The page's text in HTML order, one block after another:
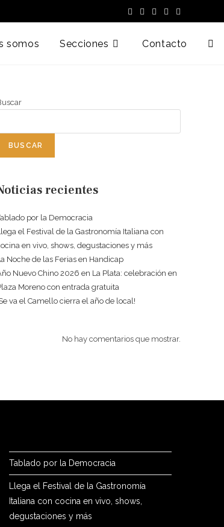
somos Secciones Contacto
BUSCAR
recientes
por la Democracia
el Festival de la Gastronomía Italiana con
en vivo, shows, degustaciones y más
Noche de las Ferias en Handicap
Nuevo Chino 2026 en La Plata: celebración en
Moreno con entrada gratuita
va el Camello cierra el año de local!
No hay comentarios que mostrar.
Tablado por la Democracia
Llega el Festival de la Gastronomía
Italiana con cocina en vivo, shows,
degustaciones y más